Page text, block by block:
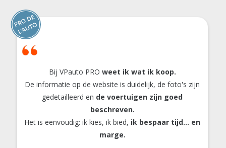
Bij VPauto PRO weet ik wat ik koop.
De informatie op de website is duidelijk, de foto's zijn
gedetailleerd en de voertuigen zijn goed
beschreven.
Het is eenvoudig: ik kies, ik bied, ik bespaar tijd... en
marge.